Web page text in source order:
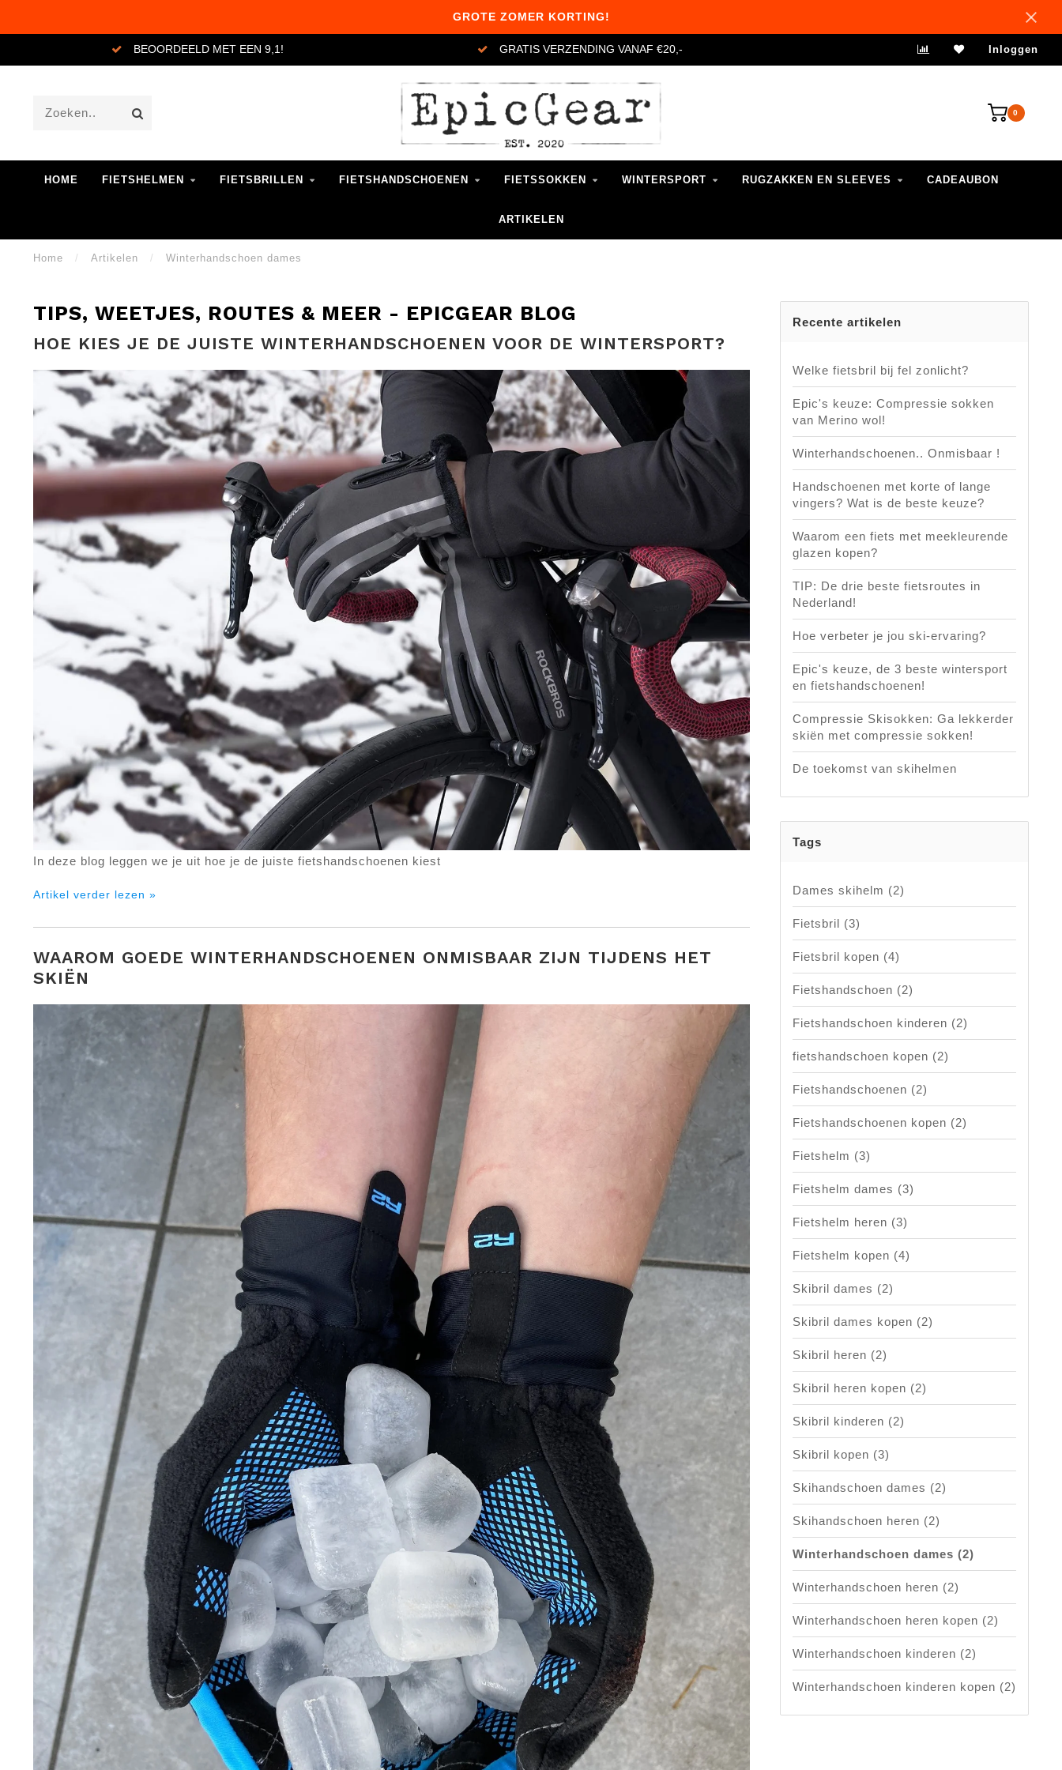
GROTE ZOMER KORTING!
GRATIS VERZENDING VANAF €20,- VERZENDING 1-3 WERKDAGEN Inloggen
0
HOME FIETSHELMEN FIETSBRILLEN FIETSHANDSCHOENEN FIETSSOKKEN WINTERSPORT RUGZAKKEN EN SLEEVES CADEAUBON
ARTIKELEN
Home / Artikelen / Winterhandschoen dames
TIPS, WEETJES, ROUTES & MEER - EPICGEAR BLOG
HOE KIES JE DE JUISTE WINTERHANDSCHOENEN VOOR DE WINTERSPORT?
In deze blog leggen we je uit hoe je de juiste fietshandschoenen kiest
Artikel verder lezen »
WAAROM GOEDE WINTERHANDSCHOENEN ONMISBAAR ZIJN TIJDENS HET
SKIËN
Recente artikelen
Welke fietsbril bij fel zonlicht?
Epic's keuze: Compressie sokken
van Merino wol!
Winterhandschoenen.. Onmisbaar !
Handschoenen met korte of lange
vingers? Wat is de beste keuze?
Waarom een fiets met meekleurende
glazen kopen?
TIP: De drie beste fietsroutes in
Nederland!
Hoe verbeter je jou ski-ervaring?
Epic's keuze, de 3 beste wintersport
en fietshandschoenen!
Compressie Skisokken: Ga lekkerder
skiën met compressie sokken!
De toekomst van skihelmen
Tags
Dames skihelm (2)
Fietsbril (3)
Fietsbril kopen (4)
Fietshandschoen (2)
Fietshandschoen kinderen (2)
fietshandschoen kopen (2)
Fietshandschoenen (2)
Fietshandschoenen kopen (2)
Fietshelm (3)
Fietshelm dames (3)
Fietshelm heren (3)
Fietshelm kopen (4)
Skibril dames (2)
Skibril dames kopen (2)
Skibril heren (2)
Skibril heren kopen (2)
Skibril kinderen (2)
Skibril kopen (3)
Skihandschoen dames (2)
Skihandschoen heren (2)
Winterhandschoen dames (2)
Winterhandschoen heren (2)
Winterhandschoen heren kopen (2)
Winterhandschoen kinderen (2)
Winterhandschoen kinderen kopen (2)